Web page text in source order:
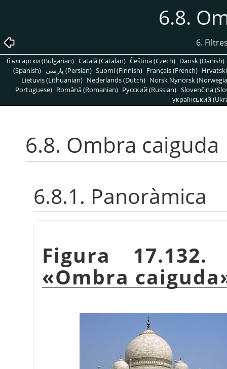
6.8.
6.
български (Bulgarian) Català (Catalan) Čeština (Czech) Dansk (Danish)
(Spanish)
پارسی (Persian) Suomi (Finnish) Français (French)
Lietuvis (Lithuanian) Nederlands (Dutch) Norsk Nynorsk
Portuguese) Română (Romanian) Pусский (Russian) Slovenčina
український
6.8. Ombra caiguda
6.8.1. Panoràmica
Figura
«Ombra caiguda